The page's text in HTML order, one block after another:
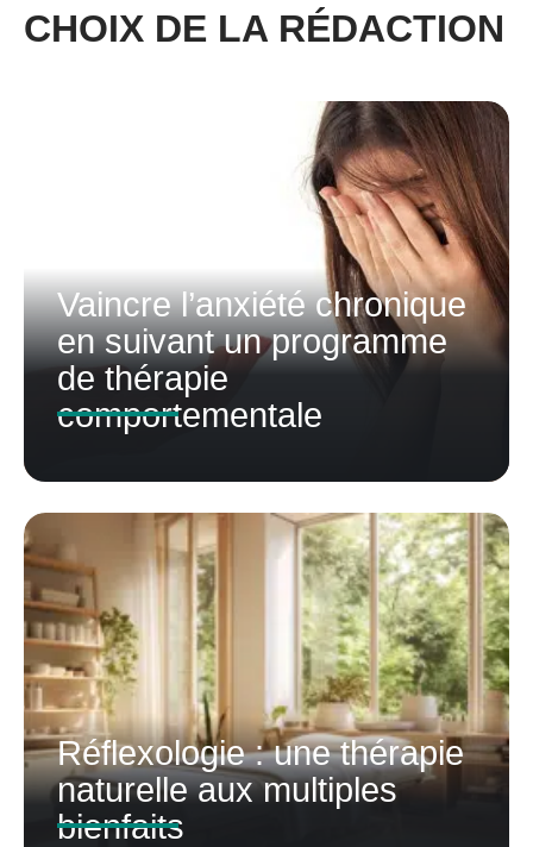
CHOIX DE LA RÉDACTION
Vaincre l’anxiété chronique
en suivant un programme
de thérapie
comportementale
Réflexologie : une thérapie
naturelle aux multiples
bienfaits